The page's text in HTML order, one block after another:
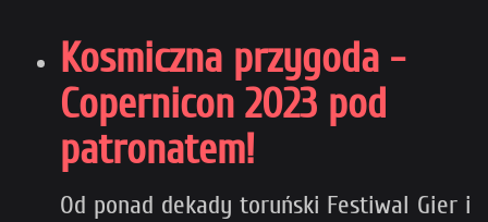
Kosmiczna przygoda -
Copernicon 2023 pod
patronatem!
Od ponad dekady toruński Festiwal Gier i